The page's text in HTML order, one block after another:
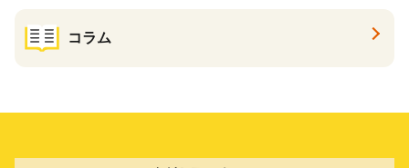
コラム